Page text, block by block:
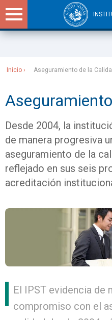
Inicio Aseguramiento de la
Desde 2004, la
de manera progresiva
aseguramiento de la
reflejado en sus seis
acreditación
El IPST evidencia de
compromiso con el